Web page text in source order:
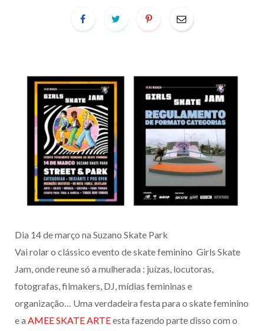
Dia 14 de março na Suzano Skate Park
Vai rolar o clássico evento de skate feminino Girls Skate
Jam, onde reune só a mulherada : juízas, locutoras,
fotografas, filmakers, DJ, mídias femininas e
organização… Uma verdadeira festa para o skate feminino
e a AMEE SKATE ARTEesta fazendo parte disso com o